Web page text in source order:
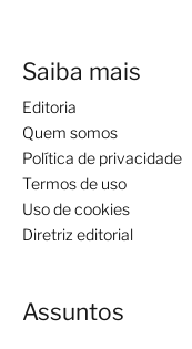
Saiba mais
Editoria
Quem somos
Política de privacidade
Termos de uso
Uso de cookies
Diretriz editorial
Assuntos